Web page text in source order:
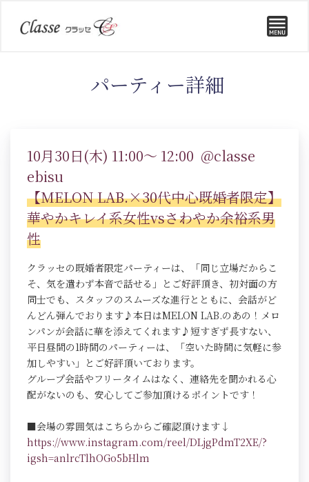
パーティー詳細
10月30日(木) 11:00～ 12:00 @classe
ebisu
【MELON LAB.×30代中心既婚者限定】
華やかキレイ系女性vsさわやか余裕系男
性
クラッセの既婚者限定パーティーは、「同じ立場だからこ
そ、気を遣わず本音で話せる」とご好評頂き、初対面の方
同士でも、スタッフのスムーズな進行とともに、会話がど
んどん弾んでおります♪本日はMELON LAB.のあの！メロ
ンパンが会話に華を添えてくれます♪短すぎず長すない、
平日昼間の1時間のパーティーは、「空いた時間に気軽に参
加しやすい」とご好評頂いております。
グループ会話やフリータイムはなく、連絡先を聞かれる心
配がないのも、安心してご参加頂けるポイントです！
■会場の雰囲気はこちらからご確認頂けます↓
https://www.instagram.com/reel/DLjgPdmT2XE/?
igsh=anlrcTlhOGo5bHlm